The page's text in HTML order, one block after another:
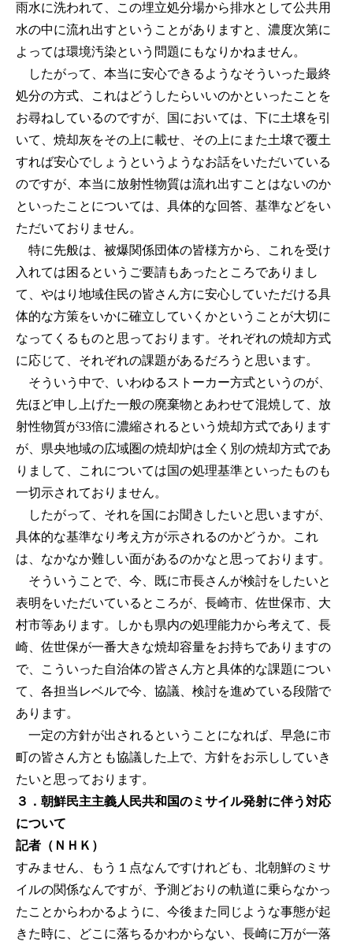
雨水に洗われて、この埋立処分場から排水として公共用
水の中に流れ出すということがありますと、濃度次第に
よっては環境汚染という問題にもなりかねません。
したがって、本当に安心できるようなそういった最終
処分の方式、これはどうしたらいいのかといったことを
お尋ねしているのですが、国においては、下に土壌を引
いて、焼却灰をその上に載せ、その上にまた土壌で覆土
すれば安心でしょうというようなお話をいただいている
のですが、本当に放射性物質は流れ出すことはないのか
といったことについては、具体的な回答、基準などをい
ただいておりません。
特に先般は、被爆関係団体の皆様方から、これを受け
入れては困るというご要請もあったところでありまし
て、やはり地域住民の皆さん方に安心していただける具
体的な方策をいかに確立していくかということが大切に
なってくるものと思っております。それぞれの焼却方式
に応じて、それぞれの課題があるだろうと思います。
そういう中で、いわゆるストーカー方式というのが、
先ほど申し上げた一般の廃棄物とあわせて混焼して、放
射性物質が33倍に濃縮されるという焼却方式であります
が、県央地域の広域圏の焼却炉は全く別の焼却方式であ
りまして、これについては国の処理基準といったものも
一切示されておりません。
したがって、それを国にお聞きしたいと思いますが、
具体的な基準なり考え方が示されるのかどうか。これ
は、なかなか難しい面があるのかなと思っております。
そういうことで、今、既に市長さんが検討をしたいと
表明をいただいているところが、長崎市、佐世保市、大
村市等あります。しかも県内の処理能力から考えて、長
崎、佐世保が一番大きな焼却容量をお持ちでありますの
で、こういった自治体の皆さん方と具体的な課題につい
て、各担当レベルで今、協議、検討を進めている段階で
あります。
一定の方針が出されるということになれば、早急に市
町の皆さん方とも協議した上で、方針をお示ししていき
たいと思っております。
３．朝鮮民主主義人民共和国のミサイル発射に伴う対応
について
記者（ＮＨＫ）
すみません、もう１点なんですけれども、北朝鮮のミサ
イルの関係なんですが、予測どおりの軌道に乗らなかっ
たことからわかるように、今後また同じような事態が起
きた時に、どこに落ちるかわからない、長崎に万が一落